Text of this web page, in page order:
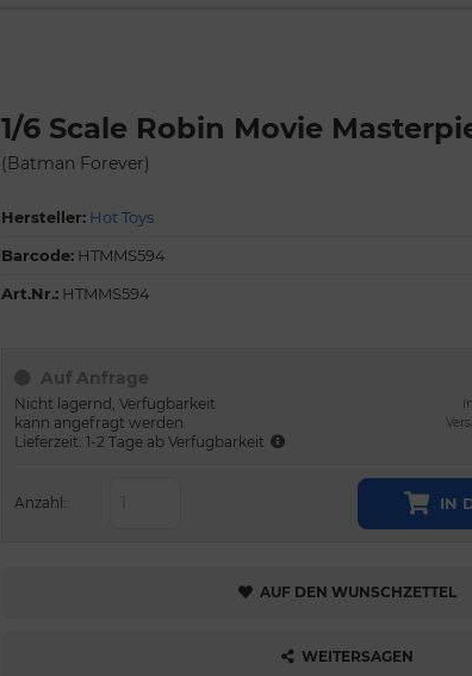
1/6 Scale Robin Movie
(Batman Forever)
Hersteller: Hot Toys
Barcode: HTMMS594
Art.Nr.: HTMMS594
Auf Anfrage
Nicht lagernd, Verfügbarkeit
kann angefragt werden
Lieferzeit: 1-2 Tage ab Verfügbarkeit
Anzahl: IN
AUF DEN WUNSCHZETTEL
WEITERSAGEN